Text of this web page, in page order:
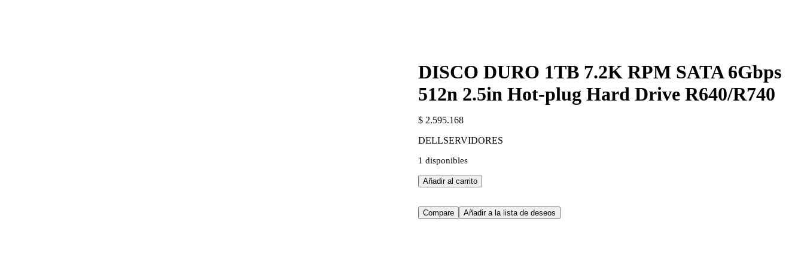
DISCO DURO 1TB 7.2K RPM SATA 6Gbps
512n 2.5in Hot-plug Hard Drive R640/R740
$2.595.168
DELLSERVIDORES
1 disponibles
DISCO
DURO
7.2K
RPM
Añadir al carrito
Compare Añadir a la lista de deseos